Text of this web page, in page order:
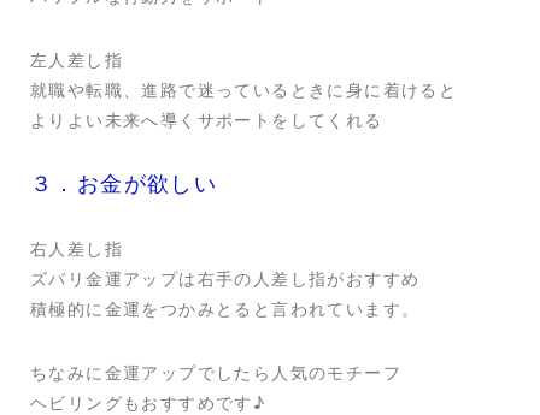
左人差し指
就職や転職、進路で迷っているときに身に着けると
よりよい未来へ導くサポートをしてくれる
３．お金が欲しい
右人差し指
ズバリ金運アップは右手の人差し指がおすすめ
積極的に金運をつかみとると言われています。
ちなみに金運アップでしたら人気のモチーフ
ヘビリングもおすすめです♪